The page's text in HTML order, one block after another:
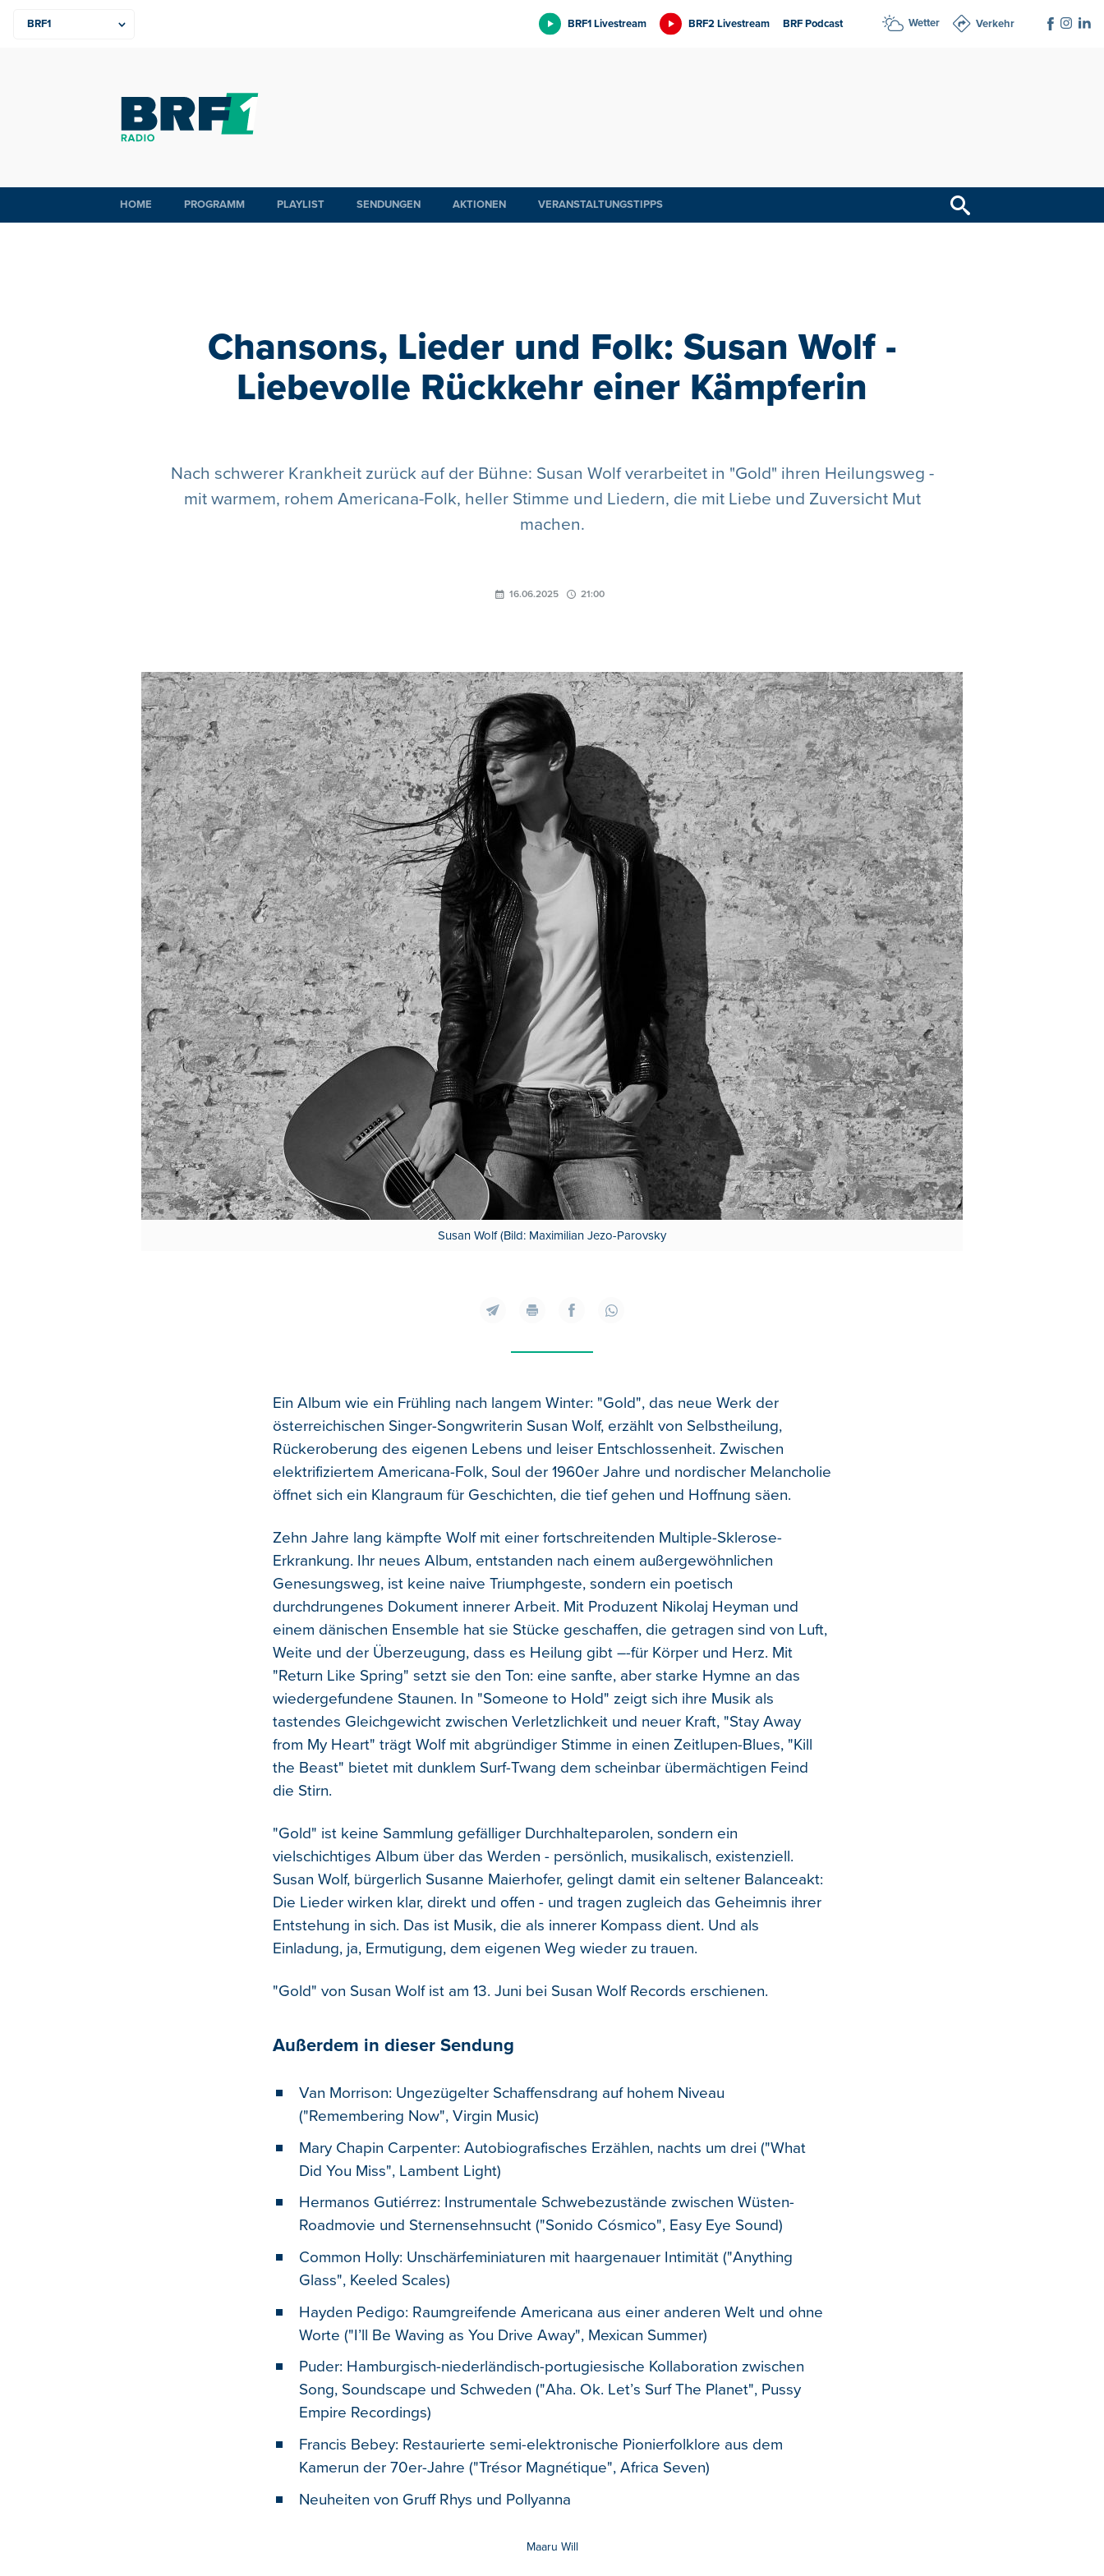
BRF1 Livestream BRF2 Livestream BRF Podcast Wetter Verkehr
HOME PROGRAMM PLAYLIST SENDUNGEN AKTIONEN VERANSTALTUNGSTIPPS
Chansons, Lieder und Folk: Susan Wolf -
Liebevolle Rückkehr einer Kämpferin
Nach schwerer Krankheit zurück auf der Bühne: Susan Wolf verarbeitet in "Gold" ihren Heilungsweg -
mit warmem, rohem Americana-Folk, heller Stimme und Liedern, die mit Liebe und Zuversicht Mut
machen.
16.06.2025 21:00
Susan Wolf (Bild: Maximilian Jezo-Parovsky
Ein Album wie ein Frühling nach langem Winter: "Gold", das neue Werk der
österreichischen Singer-Songwriterin Susan Wolf, erzählt von Selbstheilung,
Rückeroberung des eigenen Lebens und leiser Entschlossenheit. Zwischen
elektrifiziertem Americana-Folk, Soul der 1960er Jahre und nordischer Melancholie
öffnet sich ein Klangraum für Geschichten, die tief gehen und Hoffnung säen.
Zehn Jahre lang kämpfte Wolf mit einer fortschreitenden Multiple-Sklerose-
Erkrankung. Ihr neues Album, entstanden nach einem außergewöhnlichen
Genesungsweg, ist keine naive Triumphgeste, sondern ein poetisch
durchdrungenes Dokument innerer Arbeit. Mit Produzent Nikolaj Heyman und
einem dänischen Ensemble hat sie Stücke geschaffen, die getragen sind von Luft,
Weite und der Überzeugung, dass es Heilung gibt –-für Körper und Herz. Mit
"Return Like Spring" setzt sie den Ton: eine sanfte, aber starke Hymne an das
wiedergefundene Staunen. In "Someone to Hold" zeigt sich ihre Musik als
tastendes Gleichgewicht zwischen Verletzlichkeit und neuer Kraft, "Stay Away
from My Heart" trägt Wolf mit abgründiger Stimme in einen Zeitlupen-Blues, "Kill
the Beast" bietet mit dunklem Surf-Twang dem scheinbar übermächtigen Feind
die Stirn.
"Gold" ist keine Sammlung gefälliger Durchhalteparolen, sondern ein
vielschichtiges Album über das Werden - persönlich, musikalisch, existenziell.
Susan Wolf, bürgerlich Susanne Maierhofer, gelingt damit ein seltener Balanceakt:
Die Lieder wirken klar, direkt und offen - und tragen zugleich das Geheimnis ihrer
Entstehung in sich. Das ist Musik, die als innerer Kompass dient. Und als
Einladung, ja, Ermutigung, dem eigenen Weg wieder zu trauen.
"Gold" von Susan Wolf ist am 13. Juni bei Susan Wolf Records erschienen.
Außerdem in dieser Sendung
Van Morrison: Ungezügelter Schaffensdrang auf hohem Niveau
("Remembering Now", Virgin Music)
Mary Chapin Carpenter: Autobiografisches Erzählen, nachts um drei ("What
Did You Miss", Lambent Light)
Hermanos Gutiérrez: Instrumentale Schwebezustände zwischen Wüsten-
Roadmovie und Sternensehnsucht ("Sonido Cósmico", Easy Eye Sound)
Common Holly: Unschärfeminiaturen mit haargenauer Intimität ("Anything
Glass", Keeled Scales)
Hayden Pedigo: Raumgreifende Americana aus einer anderen Welt und ohne
Worte ("I’ll Be Waving as You Drive Away", Mexican Summer)
Puder: Hamburgisch-niederländisch-portugiesische Kollaboration zwischen
Song, Soundscape und Schweden ("Aha. Ok. Let’s Surf The Planet", Pussy
Empire Recordings)
Francis Bebey: Restaurierte semi-elektronische Pionierfolklore aus dem
Kamerun der 70er-Jahre ("Trésor Magnétique", Africa Seven)
Neuheiten von Gruff Rhys und Pollyanna
Maaru Will